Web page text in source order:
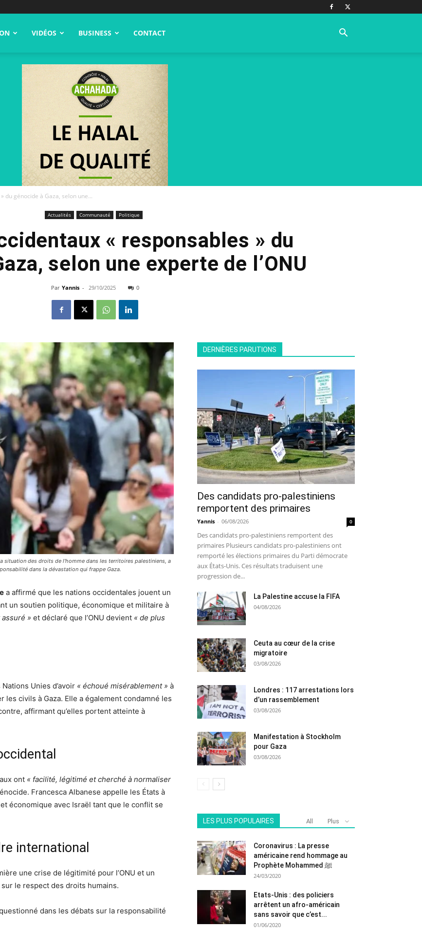
VIDÉOS BUSINESS CONTACT
du génocide à Gaza, selon une...
Actualités Communauté Politique
« responsables » du
selon une experte de l’ONU
Par Yannis - 29/10/2025 0
situation des droits de l'homme dans les territoires palestiniens, a
dans la dévastation qui frappe Gaza.
a affirmé que les nations occidentales jouent un
un soutien politique, économique et militaire à
» et déclaré que l’ONU devient « de plus
Unies d’avoir « échoué misérablement » à
civils à Gaza. Elle a également condamné les
affirmant qu’elles portent atteinte à
ont « facilité, légitimé et cherché à normaliser
Francesca Albanese appelle les États à
économique avec Israël tant que le conflit se
international
une crise de légitimité pour l’ONU et un
le respect des droits humains.
dans les débats sur la responsabilité
DERNIÈRES PARUTIONS
Des candidats pro-palestiniens
remportent des primaires
Yannis - 06/08/2026 0
Des candidats pro-palestiniens remportent des
primaires Plusieurs candidats pro-palestiniens ont
remporté les élections primaires du Parti démocrate
aux États-Unis. Ces résultats traduisent une
progression de...
La Palestine accuse la FIFA
04/08/2026
Ceuta au cœur de la crise
migratoire
03/08/2026
Londres : 117 arrestations lors
d’un rassemblement
03/08/2026
Manifestation à Stockholm
pour Gaza
03/08/2026
LES PLUS POPULAIRES All Plus
Coronavirus : La presse
américaine rend hommage au
Prophète Mohammed ﷺ
24/03/2020
Etats-Unis : des policiers
arrêtent un afro-américain
sans savoir que c’est...
01/06/2020